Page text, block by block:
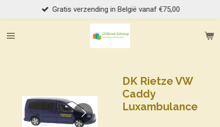
direct
naar
Gratis verzending in België vanaf €75,00
DK Rietze VW
Caddy
Luxambulance